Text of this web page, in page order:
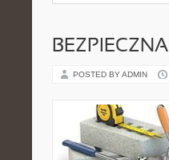
POSTED BY ADMIN